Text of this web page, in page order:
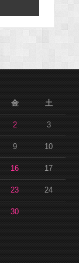
金 土
2 3
9 10
16 17
23 24
30